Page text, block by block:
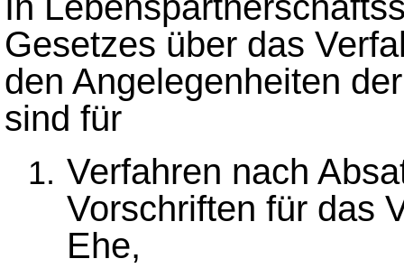
Gesetzes über das
den Angelegenheiten
sind für
Verfahren nach
Vorschriften für das
Ehe,